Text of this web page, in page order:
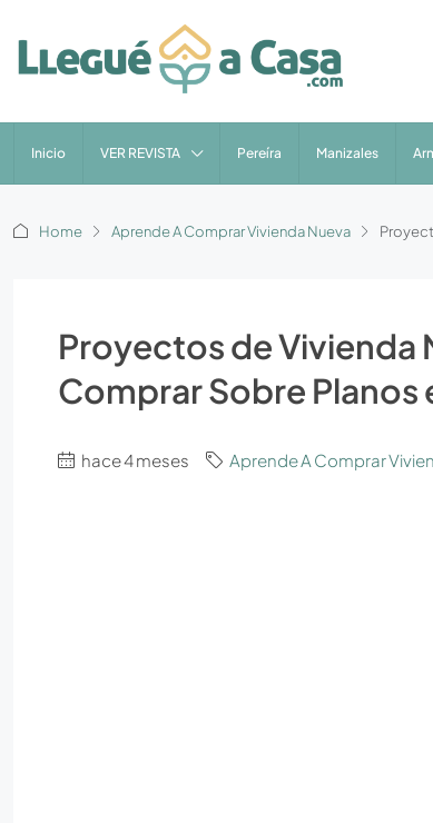
Inicio VER REVISTA Pereíra Manizales
Home Aprende A Comprar Vivienda Nueva
Proyectos de Vivienda
Comprar Sobre Planos
hace 4 meses Aprende A Comprar